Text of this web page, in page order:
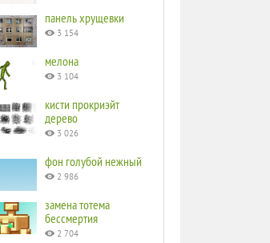
панель хрущевки
3 154
мелона
3 104
кисти прокриэйт
дерево
3 026
фон голубой нежный
2 986
замена тотема
бессмертия
2 704